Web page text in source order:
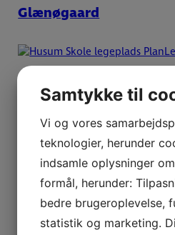
Glænøgaard
Husum Skole
Samtykke til
Vi og vores
teknologier, herunder
indsamle oplysninger
formål, herunder:
bedre brugeroplevelse,
statistik og marketing.